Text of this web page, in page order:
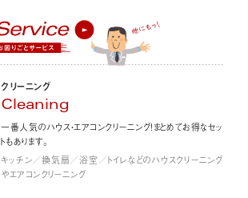
クリーニング
Cleaning
一番人気のハウス・エアコンクリーニング！まとめてお得なセッ
トもあります。
キッチン／換気扇／浴室／トイレなどのハウスクリーニング
やエアコンクリーニング